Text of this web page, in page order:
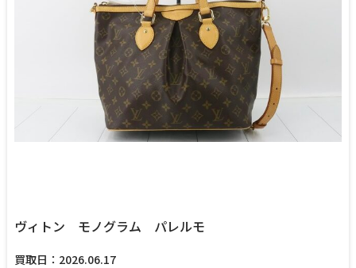
ヴィトン モノグラム パレルモ
買取日：2026.06.17